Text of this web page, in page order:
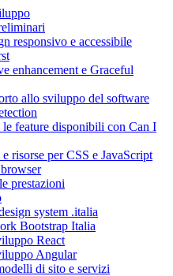
responsivo e accessibile
enhancement e Graceful
allo sviluppo del software
feature disponibili con Can I
risorse per CSS e JavaScript
prestazioni
system .italia
Bootstrap Italia
React
Angular
di sito e servizi